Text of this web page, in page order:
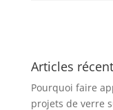
Articles
Pourquoi faire
projets de verre